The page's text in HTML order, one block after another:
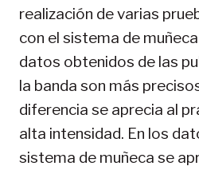
realización de varias
con el sistema de
datos obtenidos de las
la banda son más
diferencia se aprecia al
alta intensidad. En los
sistema de muñeca se